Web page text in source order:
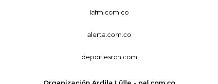
lafm.com.co
alerta.com.co
deportesrcn.com
Organización Ardila Lülle - oal.com.co